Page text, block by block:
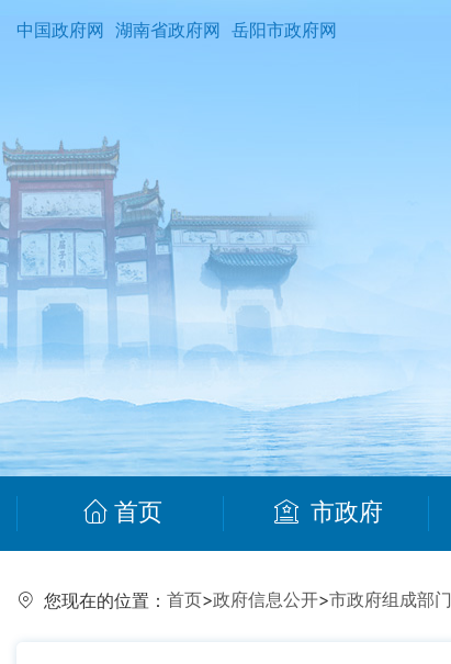
中国政府网 湖南省政府网 岳阳市政府网
首页 市政府
您现在的位置： 首页>政府信息公开>市政府组成部门